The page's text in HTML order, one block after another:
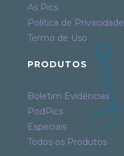
As Pics
Política de Privacidade
Termo de Uso
PRODUTOS
Boletim Evidências
PodPics
Especiais
Todos os Produtos